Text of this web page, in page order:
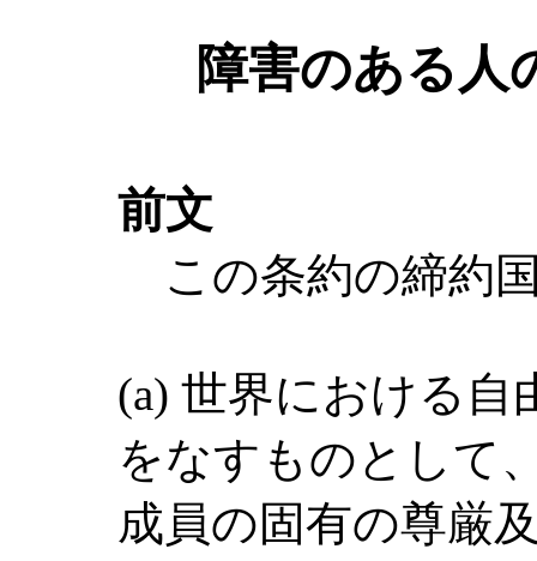
障害のある人
前文
この条約の締約
(a) 世界における自
をなすものとして
成員の固有の尊厳